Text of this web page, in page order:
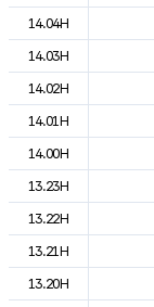
14.04H
14.03H
14.02H
14.01H
14.00H
13.23H
13.22H
13.21H
13.20H